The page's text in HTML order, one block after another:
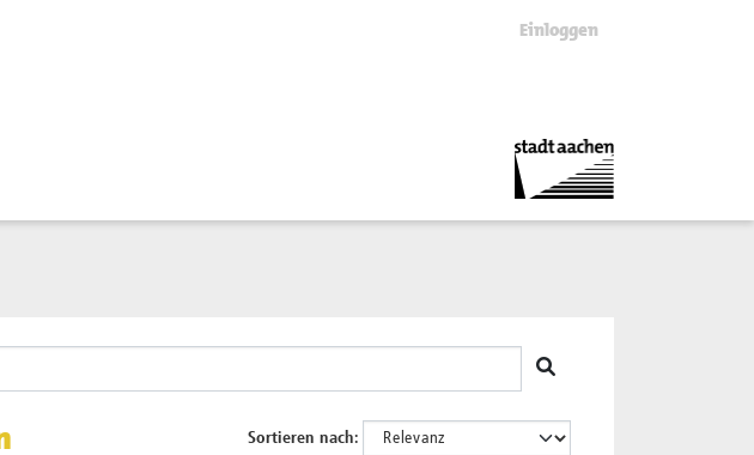
Einloggen
Sortieren nach